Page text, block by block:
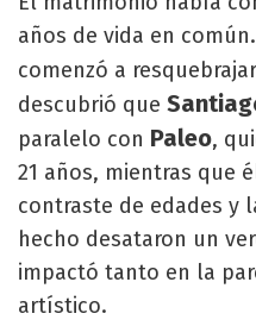
años de vida en
comenzó a
descubrió que
paralelo con Paleo,
21 años, mientras que
contraste de edades y
hecho desataron un
impactó tanto en la
artístico.